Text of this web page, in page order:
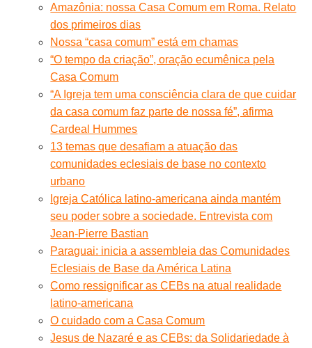
Amazônia: nossa Casa Comum em Roma. Relato
dos primeiros dias
Nossa “casa comum” está em chamas
“O tempo da criação”, oração ecumênica pela
Casa Comum
“A Igreja tem uma consciência clara de que cuidar
da casa comum faz parte de nossa fé”, afirma
Cardeal Hummes
13 temas que desafiam a atuação das
comunidades eclesiais de base no contexto
urbano
Igreja Católica latino-americana ainda mantém
seu poder sobre a sociedade. Entrevista com
Jean-Pierre Bastian
Paraguai: inicia a assembleia das Comunidades
Eclesiais de Base da América Latina
Como ressignificar as CEBs na atual realidade
latino-americana
O cuidado com a Casa Comum
Jesus de Nazaré e as CEBs: da Solidariedade à